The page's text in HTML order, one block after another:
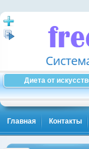
Диета от
Главная Контакты